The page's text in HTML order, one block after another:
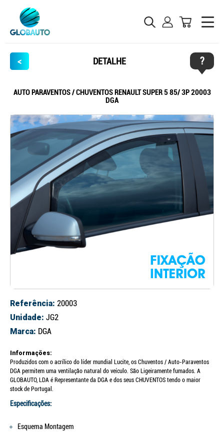
< DETALHE ?
AUTO PARAVENTOS / CHUVENTOS RENAULT SUPER 5 85/ 3P 20003
DGA
Referência: 20003
Unidade: JG2
Marca: DGA
Informações:
Produzidos com o acrílico do líder mundial Lucite, os Chuventos / Auto-Paraventos
DGA permitem uma ventilação natural do veículo. São Ligeiramente fumados. A
GLOBAUTO, LDA é Representante da DGA e dos seus CHUVENTOS tendo o maior
stock de Portugal.
Especificações:
Esquema Montagem